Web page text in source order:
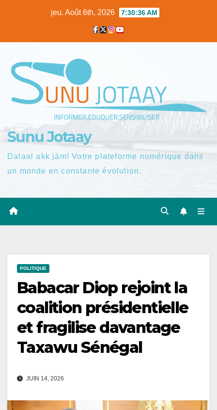
jeu. Août 6th, 2026 7:30:37 AM
Sunu Jotaay
Dalaal akk jàm! Votre plateforme numérique dans
un monde en constante évolution.
POLITIQUE
Babacar Diop rejoint la
coalition présidentielle
et fragilise davantage
Taxawu Sénégal
JUIN 14, 2026